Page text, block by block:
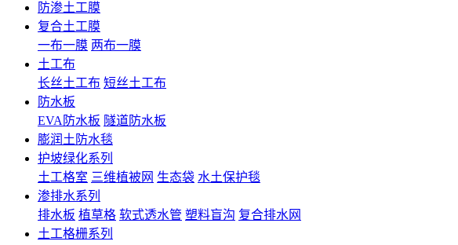
防渗土工膜
复合土工膜
一布一膜 两布一膜
土工布
长丝土工布 短丝土工布
防水板
EVA防水板 隧道防水板
膨润土防水毯
护坡绿化系列
土工格室 三维植被网 生态袋 水土保护毯
渗排水系列
排水板 植草格 软式透水管 塑料盲沟 复合排水网
土工格栅系列